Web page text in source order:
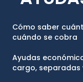
Cómo saber
cuándo se cobra
Ayudas
cargo, separadas